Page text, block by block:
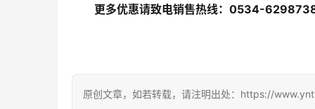
更多优惠请致电销售热线：0534-
原创文章，如若转载，请注明出处：https://